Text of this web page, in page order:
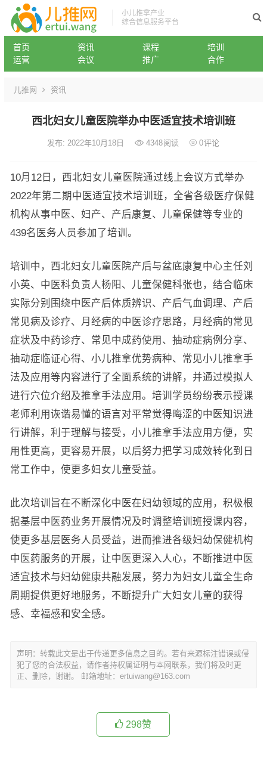
小儿推拿产业
综合信息服务平台
首页 资讯 课程
培训
运营
会议 推广 合作
儿推网 资讯
西北妇女儿童医院举办中医适宜技术培训班
发布: 2022年10月18日 4348阅读 0评论
10月12日，西北妇女儿童医院通过线上会议方式举办
2022年第二期中医适宜技术培训班，全省各级医疗保健
机构从事中医、妇产、产后康复、儿童保健等专业的
439名医务人员参加了培训。
培训中，西北妇女儿童医院产后与盆底康复中心主任刘
小英、中医科负责人杨阳、儿童保健科张也，结合临床
实际分别围绕中医产后体质辨识、产后气血调理、产后
常见病及诊疗、月经病的中医诊疗思路，月经病的常见
症状及中药诊疗、常见中成药使用、抽动症病例分享、
抽动症临证心得、小儿推拿优势病种、常见小儿推拿手
法及应用等内容进行了全面系统的讲解，并通过模拟人
进行穴位介绍及推拿手法应用。培训学员纷纷表示授课
老师利用诙谐易懂的语言对平常觉得晦涩的中医知识进
行讲解，利于理解与接受，小儿推拿手法应用方便，实
用性更高，更容易开展，以后努力把学习成效转化到日
常工作中，使更多妇女儿童受益。
此次培训旨在不断深化中医在妇幼领域的应用，积极根
据基层中医药业务开展情况及时调整培训班授课内容，
使更多基层医务人员受益，进而推进各级妇幼保健机构
中医药服务的开展，让中医更深入人心，不断推进中医
适宜技术与妇幼健康共融发展，努力为妇女儿童全生命
周期提供更好地服务，不断提升广大妇女儿童的获得
感、幸福感和安全感。
声明：转载此文是出于传递更多信息之目的。若有来源标注错误或侵
犯了您的合法权益，请作者持权属证明与本网联系，我们将及时更
正、删除，谢谢。 邮箱地址：ertuiwang@163.com
298赞